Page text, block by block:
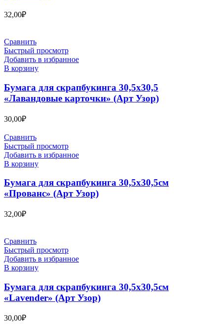
32,00₽
Сравнить
Быстрый просмотр
Добавить в избранное
В корзину
Бумага для скрапбукинга 30,5х30,5
«Лавандовые карточки» (Арт Узор)
30,00₽
Сравнить
Быстрый просмотр
Добавить в избранное
В корзину
Бумага для скрапбукинга 30,5х30,5см
«Прованс» (Арт Узор)
32,00₽
Сравнить
Быстрый просмотр
Добавить в избранное
В корзину
Бумага для скрапбукинга 30,5х30,5см
«Lavender» (Арт Узор)
30,00₽